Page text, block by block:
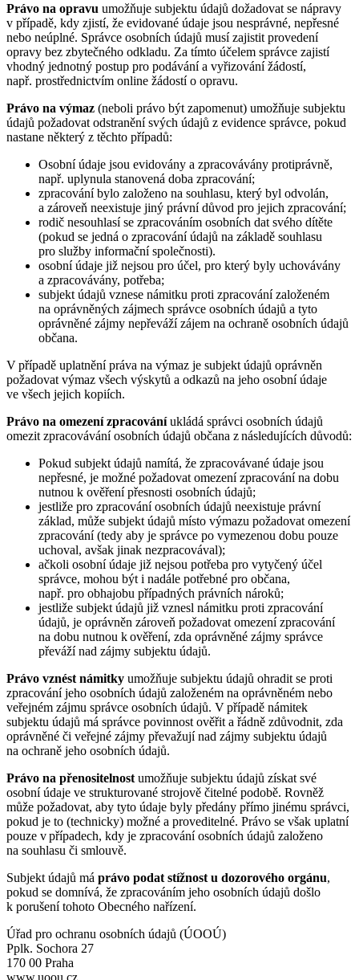
Právo na opravu umožňuje subjektu údajů dožadovat se nápravy
v případě, kdy zjistí, že evidované údaje jsou nesprávné, nepřesné
nebo neúplné. Správce osobních údajů musí zajistit provedení
opravy bez zbytečného odkladu. Za tímto účelem správce zajistí
vhodný jednotný postup pro podávání a vyřizování žádostí,
např. prostřednictvím online žádostí o opravu.
Právo na výmaz (neboli právo být zapomenut) umožňuje subjektu
údajů požadovat odstranění svých údajů z evidence správce, pokud
nastane některý z těchto případů:
Osobní údaje jsou evidovány a zpracovávány protiprávně,
např. uplynula stanovená doba zpracování;
zpracování bylo založeno na souhlasu, který byl odvolán,
a zároveň neexistuje jiný právní důvod pro jejich zpracování;
rodič nesouhlasí se zpracováním osobních dat svého dítěte
(pokud se jedná o zpracování údajů na základě souhlasu
pro služby informační společnosti).
osobní údaje již nejsou pro účel, pro který byly uchovávány
a zpracovávány, potřeba;
subjekt údajů vznese námitku proti zpracování založeném
na oprávněných zájmech správce osobních údajů a tyto
oprávněné zájmy nepřeváží zájem na ochraně osobních údajů
občana.
V případě uplatnění práva na výmaz je subjekt údajů oprávněn
požadovat výmaz všech výskytů a odkazů na jeho osobní údaje
ve všech jejich kopiích.
Právo na omezení zpracováníukládá správci osobních údajů
omezit zpracovávání osobních údajů občana z následujících důvodů:
Pokud subjekt údajů namítá, že zpracovávané údaje jsou
nepřesné, je možné požadovat omezení zpracování na dobu
nutnou k ověření přesnosti osobních údajů;
jestliže pro zpracování osobních údajů neexistuje právní
základ, může subjekt údajů místo výmazu požadovat omezení
zpracování (tedy aby je správce po vymezenou dobu pouze
uchoval, avšak jinak nezpracovával);
ačkoli osobní údaje již nejsou potřeba pro vytyčený účel
správce, mohou být i nadále potřebné pro občana,
např. pro obhajobu případných právních nároků;
jestliže subjekt údajů již vznesl námitku proti zpracování
údajů, je oprávněn zároveň požadovat omezení zpracování
na dobu nutnou k ověření, zda oprávněné zájmy správce
převáží nad zájmy subjektu údajů.
Právo vznést námitky umožňuje subjektu údajů ohradit se proti
zpracování jeho osobních údajů založeném na oprávněném nebo
veřejném zájmu správce osobních údajů. V případě námitek
subjektu údajů má správce povinnost ověřit a řádně zdůvodnit, zda
oprávněné či veřejné zájmy převažují nad zájmy subjektu údajů
na ochraně jeho osobních údajů.
Právo na přenositelnost umožňuje subjektu údajů získat své
osobní údaje ve strukturované strojově čitelné podobě. Rovněž
může požadovat, aby tyto údaje byly předány přímo jinému správci,
pokud je to (technicky) možné a proveditelné. Právo se však uplatní
pouze v případech, kdy je zpracování osobních údajů založeno
na souhlasu či smlouvě.
Subjekt údajů má právo podat stížnost u dozorového orgánu,
pokud se domnívá, že zpracováním jeho osobních údajů došlo
k porušení tohoto Obecného nařízení.
Úřad pro ochranu osobních údajů (ÚOOÚ)
Pplk. Sochora 27
170 00 Praha
www.uoou.cz